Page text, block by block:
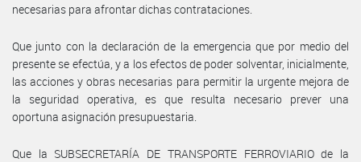
necesarias para afrontar dichas contrataciones.
Que junto con la declaración de la emergencia que por medio del
presente se efectúa, y a los efectos de poder solventar, inicialmente,
las acciones y obras necesarias para permitir la urgente mejora de
la seguridad operativa, es que resulta necesario prever una
oportuna asignación presupuestaria.
Que la SUBSECRETARÍA DE TRANSPORTE FERROVIARIO de la